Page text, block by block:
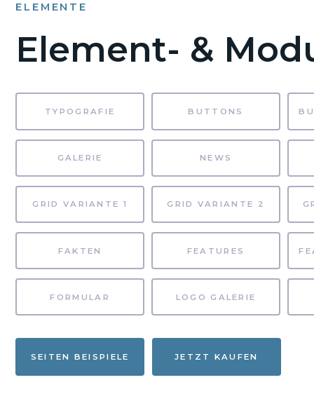
ELEMENTE
Element- &
TYPOGRAFIE BUTTONS
GALERIE NEWS
GRID VARIANTE 1 GRID VARIANTE 2
FAKTEN FEATURES
FORMULAR LOGO GALERIE
SEITEN BEISPIELE JETZT KAUFEN